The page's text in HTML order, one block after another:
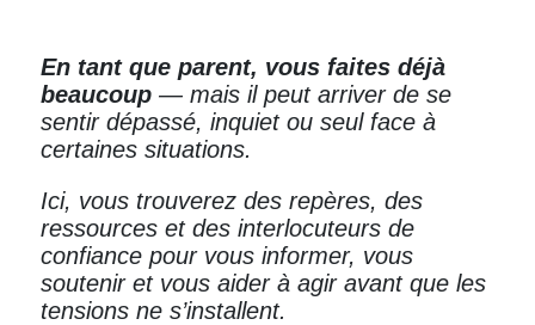
En tant que parent, vous faites déjà
beaucoup — mais il peut arriver de se
sentir dépassé, inquiet ou seul face à
certaines situations.
Ici, vous trouverez des repères, des
ressources et des interlocuteurs de
confiance pour vous informer, vous
soutenir et vous aider à agir avant que les
tensions ne s’installent.